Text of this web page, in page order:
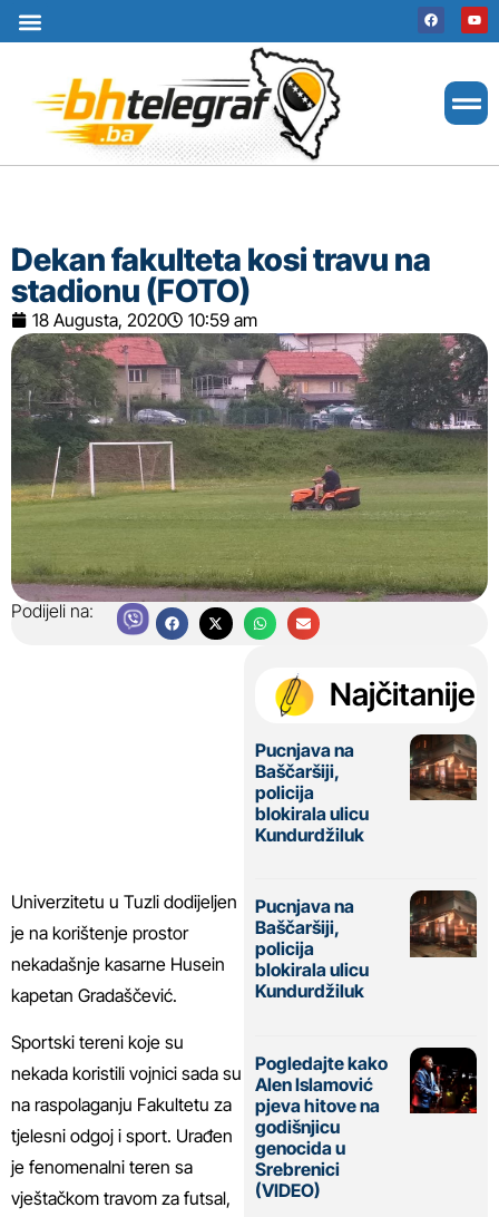
Dekan fakulteta kosi travu na
stadionu (FOTO)
18 Augusta, 2020 10:59 am
Podijeli na:
Univerzitetu u Tuzli dodijeljen
je na korištenje prostor
nekadašnje kasarne Husein
kapetan Gradaščević.
Sportski tereni koje su
nekada koristili vojnici sada su
na raspolaganju Fakultetu za
tjelesni odgoj i sport. Urađen
je fenomenalni teren sa
vještačkom travom za futsal,
Najčitanije
Pucnjava na
Baščaršiji,
policija
blokirala ulicu
Kundurdžiluk
Pucnjava na
Baščaršiji,
policija
blokirala ulicu
Kundurdžiluk
Pogledajte kako
Alen Islamović
pjeva hitove na
godišnjicu
genocida u
Srebrenici
(VIDEO)